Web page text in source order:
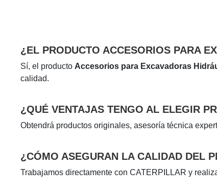
¿EL PRODUCTO ACCESORIOS PARA
Sí, el producto Accesorios para Excavadoras
calidad.
¿QUÉ VENTAJAS TENGO AL ELEGIR
Obtendrá productos originales, asesoría técnica
¿CÓMO ASEGURAN LA CALIDAD DEL
Trabajamos directamente con CATERPILLAR y